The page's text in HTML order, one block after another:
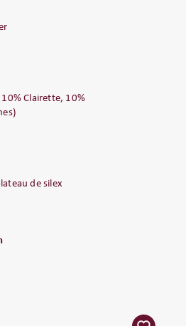
Clairette, 10%
de silex